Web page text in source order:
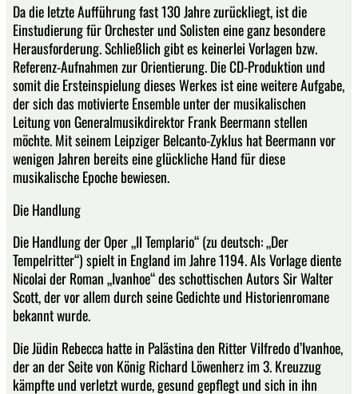
Da die letzte Aufführung fast 130 Jahre zurückliegt, ist die
Einstudierung für Orchester und Solisten eine ganz besondere
Herausforderung. Schließlich gibt es keinerlei Vorlagen bzw.
Referenz-Aufnahmen zur Orientierung. Die CD-Produktion und
somit die Ersteinspielung dieses Werkes ist eine weitere Aufgabe,
der sich das motivierte Ensemble unter der musikalischen
Leitung von Generalmusikdirektor Frank Beermann stellen
möchte. Mit seinem Leipziger Belcanto-Zyklus hat Beermann vor
wenigen Jahren bereits eine glückliche Hand für diese
musikalische Epoche bewiesen.
Die Handlung
Die Handlung der Oper „Il Templario“ (zu deutsch: „Der
Tempelritter“) spielt in England im Jahre 1194. Als Vorlage diente
Nicolai der Roman „Ivanhoe“ des schottischen Autors Sir Walter
Scott, der vor allem durch seine Gedichte und Historienromane
bekannt wurde.
Die Jüdin Rebecca hatte in Palästina den Ritter Vilfredo d’Ivanhoe,
der an der Seite von König Richard Löwenherz im 3. Kreuzzug
kämpfte und verletzt wurde, gesund gepflegt und sich in ihn